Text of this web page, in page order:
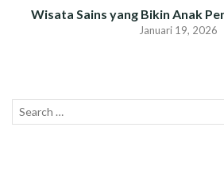
Wisata Sains yang Bikin Anak
Januari 19, 2026
Search